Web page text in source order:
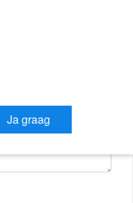
in contact met de
Ja graag